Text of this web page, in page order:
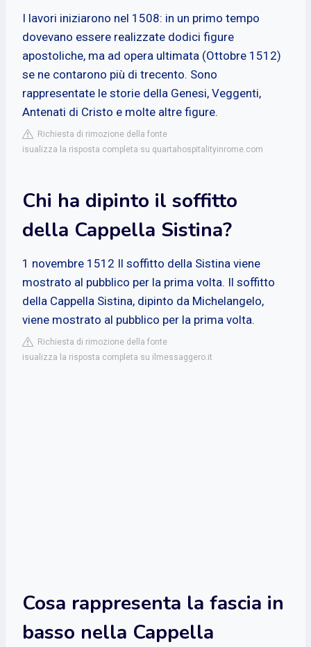
I lavori iniziarono nel 1508: in un primo tempo
dovevano essere realizzate dodici figure
apostoliche, ma ad opera ultimata (Ottobre 1512)
se ne contarono più di trecento. Sono
rappresentate le storie della Genesi, Veggenti,
Antenati di Cristo e molte altre figure.
Richiesta di rimozione della fonte
isualizza la risposta completa su quartahospitalityinrome.com
Chi ha dipinto il soffitto
della Cappella Sistina?
1 novembre 1512 Il soffitto della Sistina viene
mostrato al pubblico per la prima volta. Il soffitto
della Cappella Sistina, dipinto da Michelangelo,
viene mostrato al pubblico per la prima volta.
Richiesta di rimozione della fonte
isualizza la risposta completa su ilmessaggero.it
Cosa rappresenta la fascia in
basso nella Cappella